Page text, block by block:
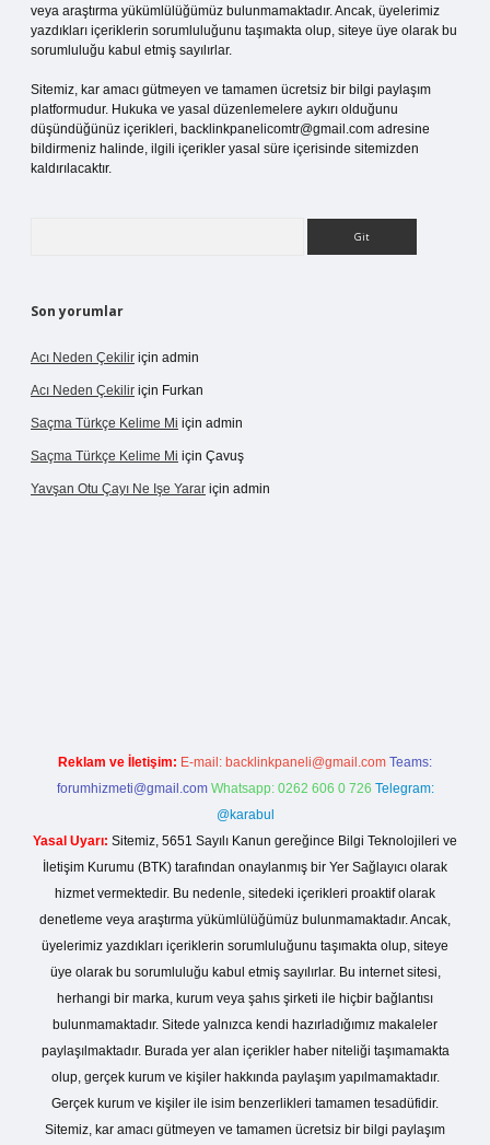
veya araştırma yükümlülüğümüz bulunmamaktadır. Ancak, üyelerimiz
yazdıkları içeriklerin sorumluluğunu taşımakta olup, siteye üye olarak bu
sorumluluğu kabul etmiş sayılırlar.
Sitemiz, kar amacı gütmeyen ve tamamen ücretsiz bir bilgi paylaşım
platformudur. Hukuka ve yasal düzenlemelere aykırı olduğunu
düşündüğünüz içerikleri, backlinkpanelicomtr@gmail.com adresine
bildirmeniz halinde, ilgili içerikler yasal süre içerisinde sitemizden
kaldırılacaktır.
Son yorumlar
Acı Neden Çekilir için admin
Acı Neden Çekilir için Furkan
Saçma Türkçe Kelime Mi için admin
Saçma Türkçe Kelime Mi için Çavuş
Yavşan Otu Çayı Ne Işe Yarar için admin
Reklam ve İletişim: E-mail: backlinkpaneli@gmail.com Teams:
forumhizmeti@gmail.com Whatsapp: 0262 606 0 726 Telegram:
@karabul
Yasal Uyarı: Sitemiz, 5651 Sayılı Kanun gereğince Bilgi Teknolojileri ve
İletişim Kurumu (BTK) tarafından onaylanmış bir Yer Sağlayıcı olarak
hizmet vermektedir. Bu nedenle, sitedeki içerikleri proaktif olarak
denetleme veya araştırma yükümlülüğümüz bulunmamaktadır. Ancak,
üyelerimiz yazdıkları içeriklerin sorumluluğunu taşımakta olup, siteye
üye olarak bu sorumluluğu kabul etmiş sayılırlar. Bu internet sitesi,
herhangi bir marka, kurum veya şahıs şirketi ile hiçbir bağlantısı
bulunmamaktadır. Sitede yalnızca kendi hazırladığımız makaleler
paylaşılmaktadır. Burada yer alan içerikler haber niteliği taşımamakta
olup, gerçek kurum ve kişiler hakkında paylaşım yapılmamaktadır.
Gerçek kurum ve kişiler ile isim benzerlikleri tamamen tesadüfidir.
Sitemiz, kar amacı gütmeyen ve tamamen ücretsiz bir bilgi paylaşım